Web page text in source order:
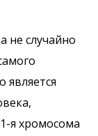
не случайно
является
я хромосома